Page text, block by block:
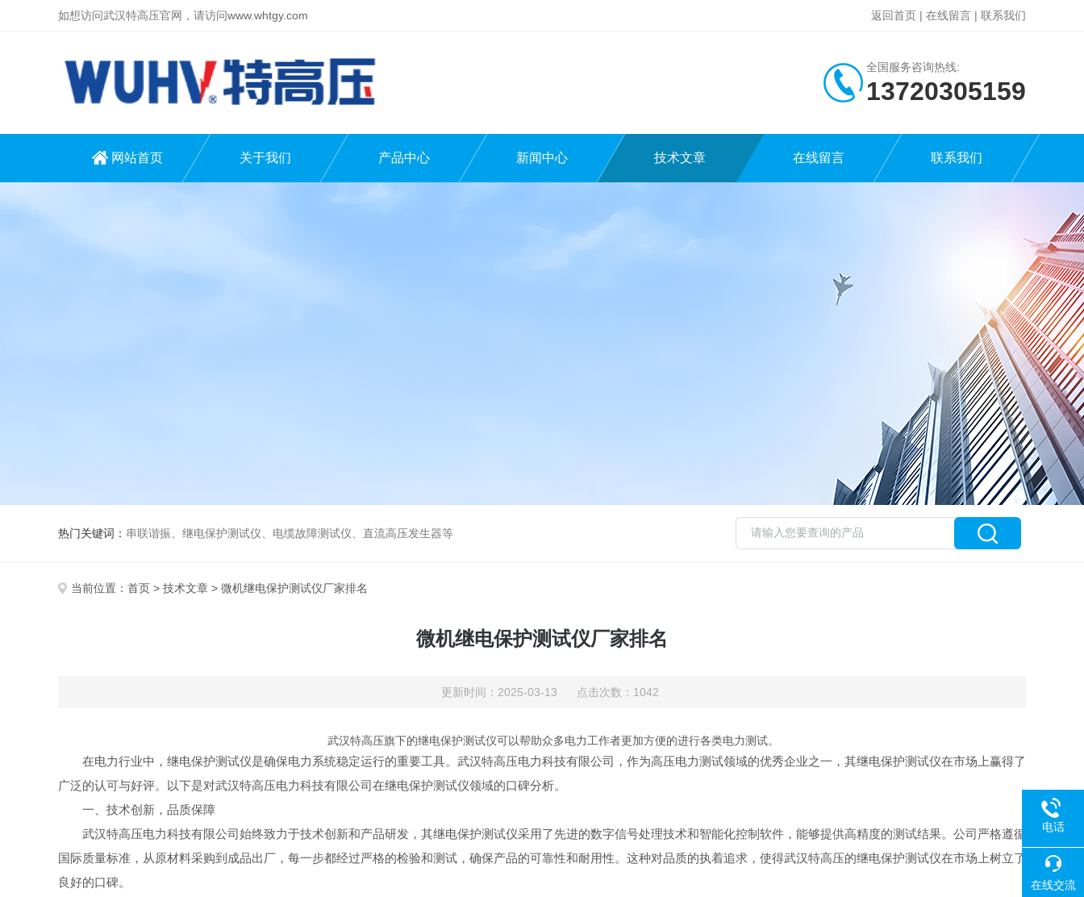
如想访问武汉特高压官网，请访问www.whtgy.com 返回首页 | 在线留言 | 联系我们
全国服务咨询热线:
13720305159
网站首页 关于我们 产品中心 新闻中心 技术文章 在线留言 联系我们
热门关键词： 串联谐振、继电保护测试仪、电缆故障测试仪、直流高压发生器等
当前位置： 首页 > 技术文章 > 微机继电保护测试仪厂家排名
微机继电保护测试仪厂家排名
更新时间：2025-03-13 点击次数：1042
武汉特高压旗下的继电保护测试仪可以帮助众多电力工作者更加方便的进行各类电力测试。
在电力行业中，继电保护测试仪是确保电力系统稳定运行的重要工具。武汉特高压电力科技有限公司，作为高压电力测试领域的优秀企业之一，其继电保护测试仪在市场上赢得了
广泛的认可与好评。以下是对武汉特高压电力科技有限公司在继电保护测试仪领域的口碑分析。
一、技术创新，品质保障
武汉特高压电力科技有限公司始终致力于技术创新和产品研发，其继电保护测试仪采用了先进的数字信号处理技术和智能化控制软件，能够提供高精度的测试结果。公司严格遵循
国际质量标准，从原材料采购到成品出厂，每一步都经过严格的检验和测试，确保产品的可靠性和耐用性。这种对品质的执着追求，使得武汉特高压的继电保护测试仪在市场上树立了
良好的口碑。
电话
在线交流